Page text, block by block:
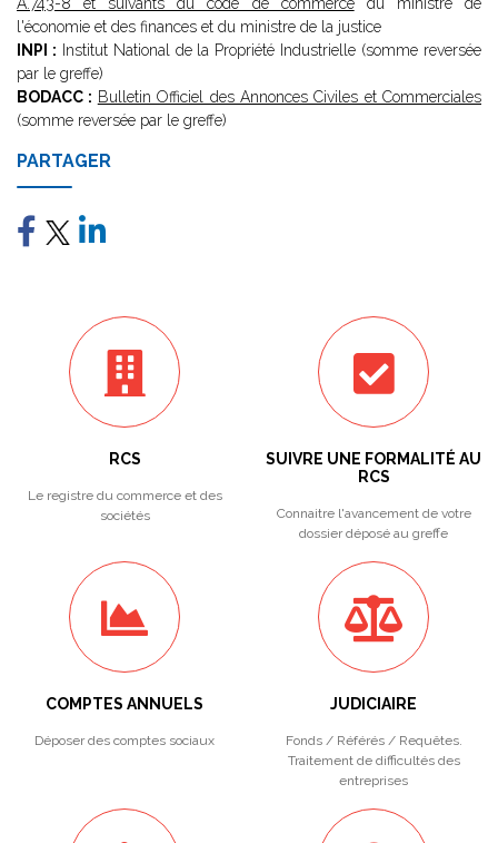
l'économie et des finances et du ministre de la justice
INPI : Institut National de la Propriété Industrielle (somme reversée
par le greffe)
BODACC : Bulletin Officiel des Annonces Civiles et Commerciales
(somme reversée par le greffe)
PARTAGER
RCS
Le registre du commerce et des
sociétés
SUIVRE UNE FORMALITÉ AU
RCS
Connaitre l'avancement de votre
dossier déposé au greffe
COMPTES ANNUELS
Déposer des comptes sociaux
JUDICIAIRE
Fonds / Référés / Requêtes.
Traitement de difficultés des
entreprises